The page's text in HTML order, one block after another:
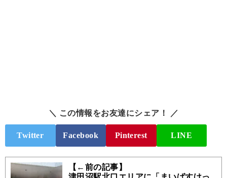
＼ この情報をお友達にシェア！ ／
Twitter Facebook Pinterest LINE
【←前の記事】